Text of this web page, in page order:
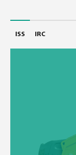
ISS IRC